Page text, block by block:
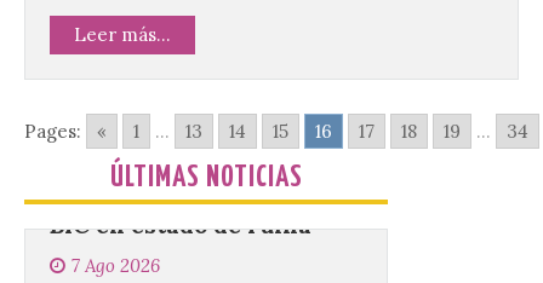
Leer más...
Pages: « 1 ... 13 14 15 16 17 18 19 ... 34
ÚLTIMAS NOTICIAS
UPL insta a la Junta a
actuar para salvar el
castillo del Asmesnal, un
BIC en estado de ruina
7 Ago 2026